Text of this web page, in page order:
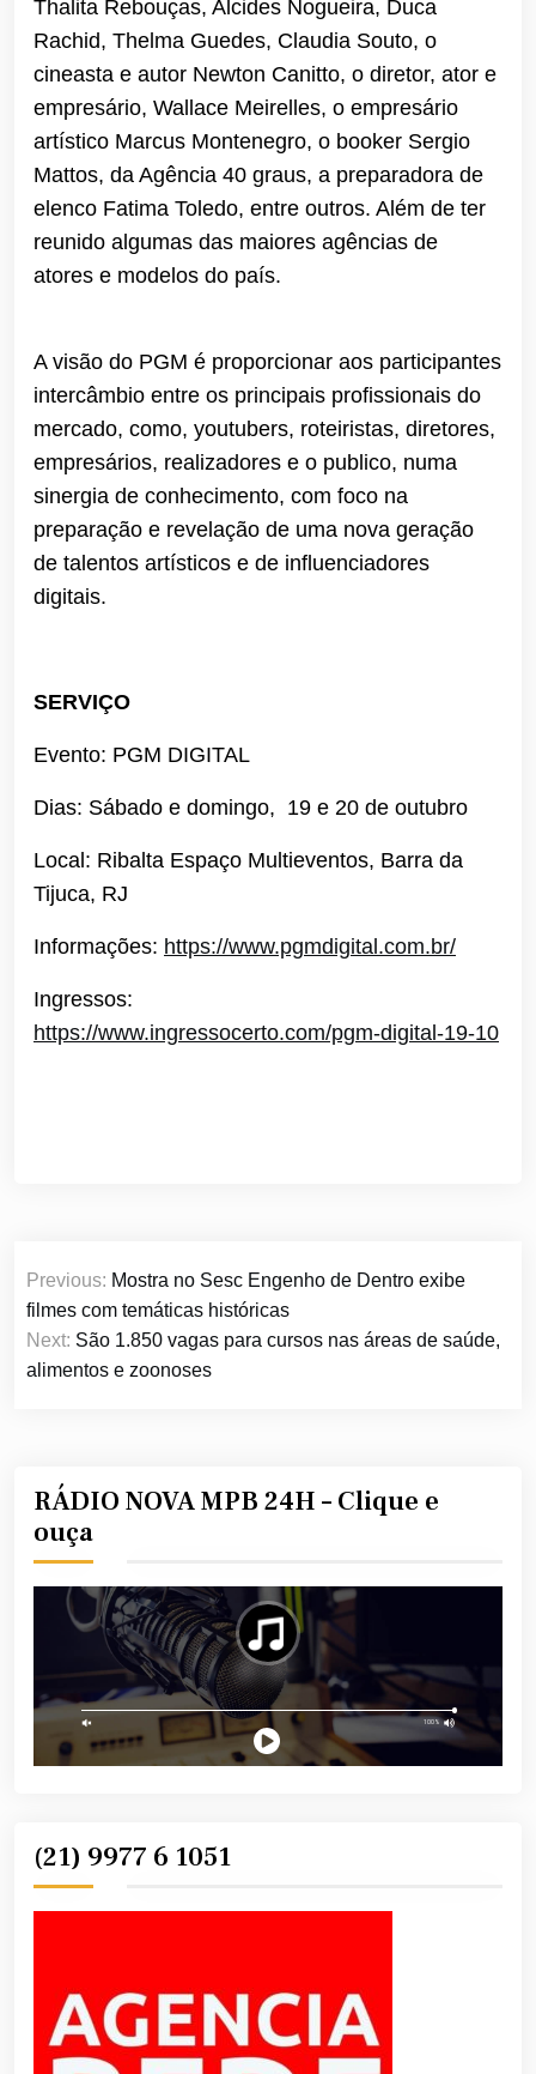
Thalita Rebouças, Alcides Nogueira, Duca
Rachid, Thelma Guedes, Claudia Souto, o
cineasta e autor Newton Canitto, o diretor, ator e
empresário, Wallace Meirelles, o empresário
artístico Marcus Montenegro, o booker Sergio
Mattos, da Agência 40 graus, a preparadora de
elenco Fatima Toledo, entre outros. Além de ter
reunido algumas das maiores agências de
atores e modelos do país.
A visão do PGM é proporcionar aos participantes
intercâmbio entre os principais profissionais do
mercado, como, youtubers, roteiristas, diretores,
empresários, realizadores e o publico, numa
sinergia de conhecimento, com foco na
preparação e revelação de uma nova geração
de talentos artísticos e de influenciadores
digitais.
SERVIÇO
Evento: PGM DIGITAL
Dias: Sábado e domingo, 19 e 20 de outubro
Local: Ribalta Espaço Multieventos, Barra da
Tijuca, RJ
Informações: https://www.pgmdigital.com.br/
Ingressos:
https://www.ingressocerto.com/pgm-digital-19-10
Navegação
de
Post
Previous: Mostra no Sesc Engenho de Dentro exibe
filmes com temáticas históricas
Next: São 1.850 vagas para cursos nas áreas de saúde,
alimentos e zoonoses
RÁDIO NOVA MPB 24H – Clique e
ouça
(21) 9977 6 1051